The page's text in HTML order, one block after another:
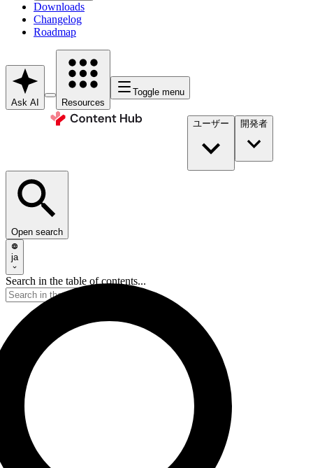
Downloads
Changelog
Roadmap
Ask AI Resources
Toggle menu
ユーザー 開発者​
Open search
ja
Search in the table of contents...